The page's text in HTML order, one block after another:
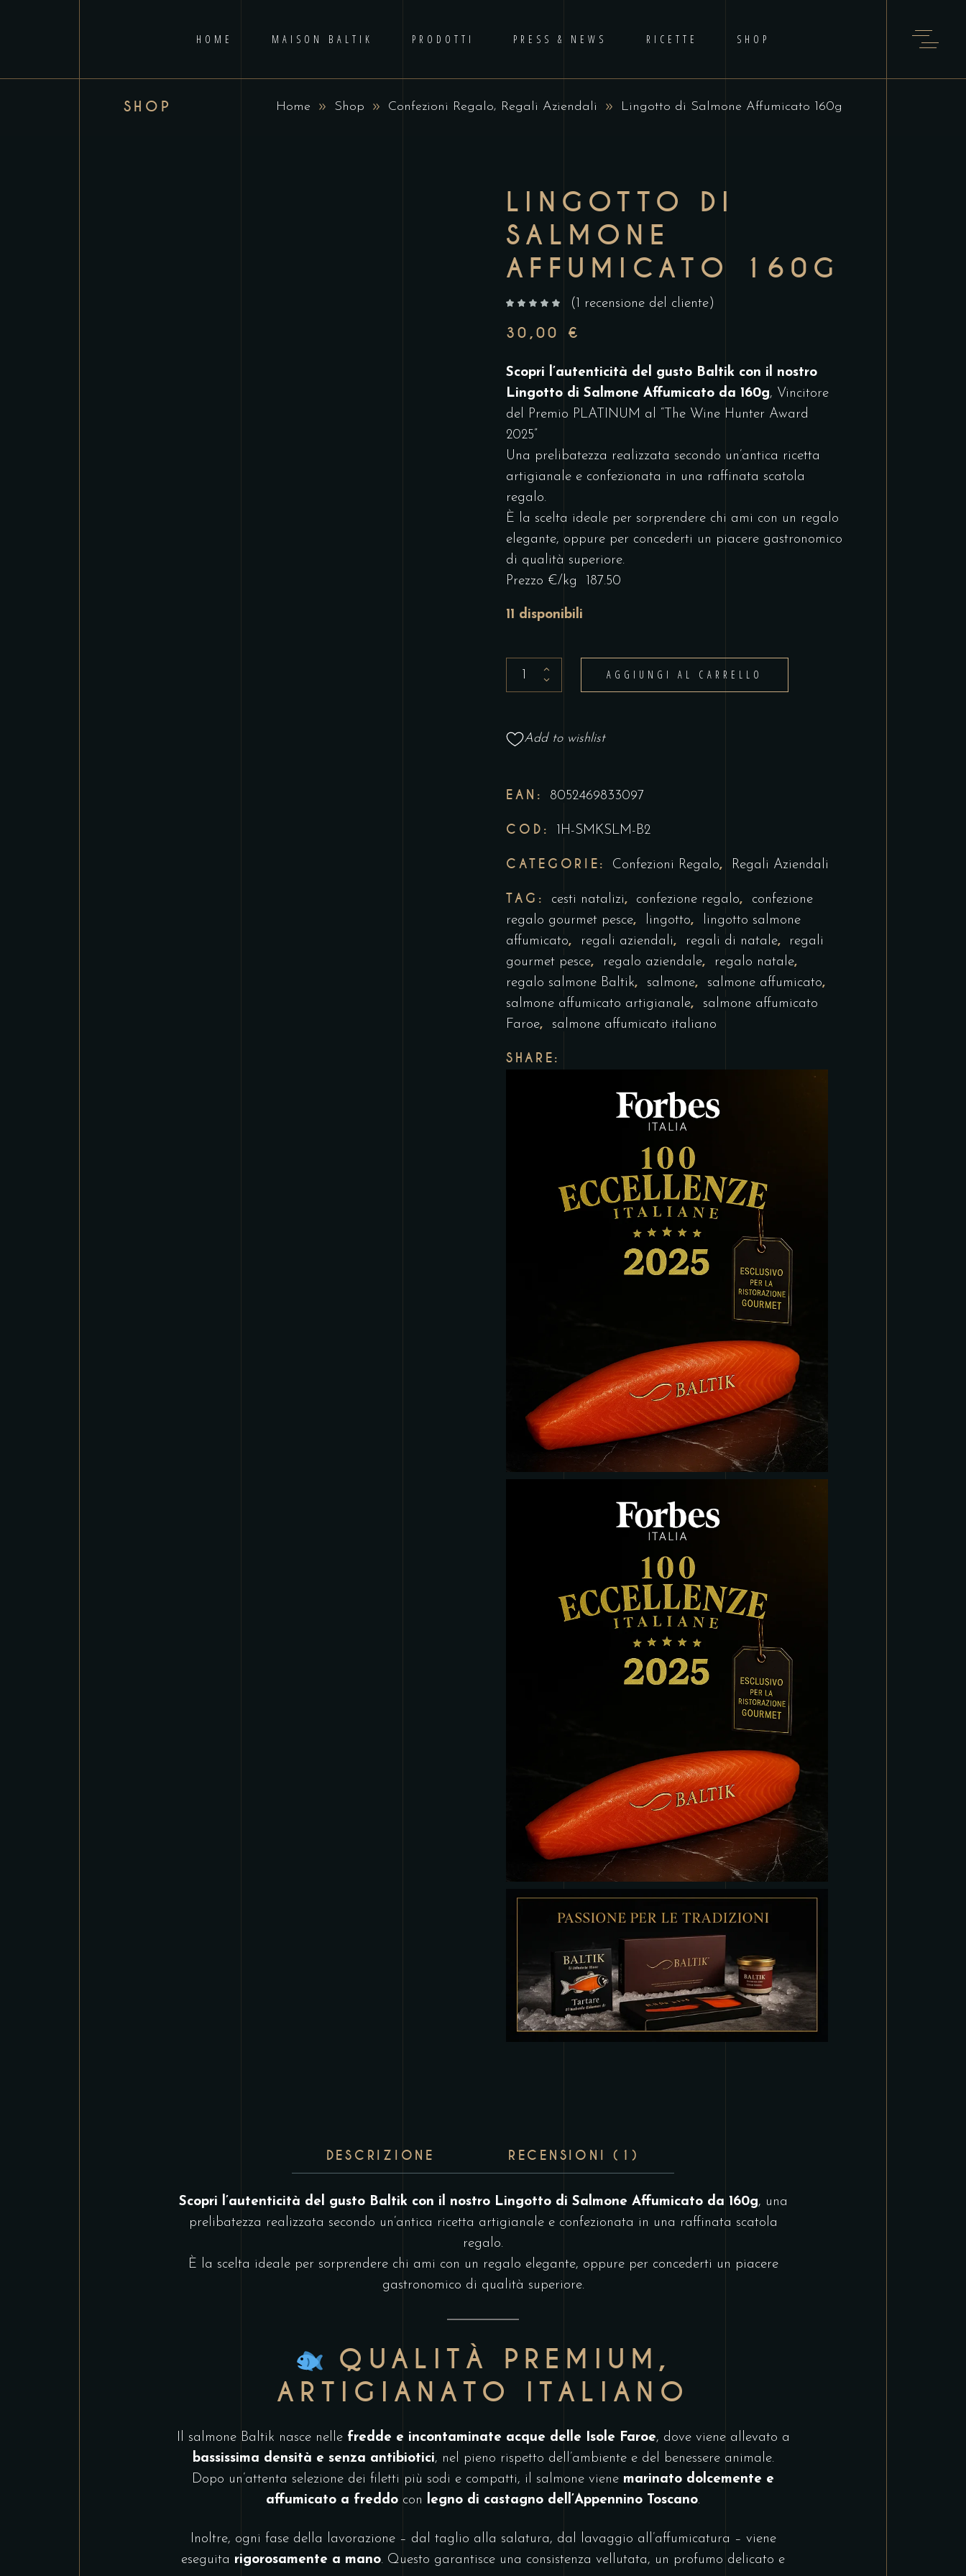
HOME MAISON BALTIK PRODOTTI PRESS & NEWS RICETTE SHOP
SHOP Home Shop Confezioni Regalo, Regali Aziendali Lingotto di Salmone Affumicato 160g
LINGOTTO DI
SALMONE
AFFUMICATO 160G
( 1 recensione del cliente)
30,00 €
Scopri l’autenticità del gusto Baltik con il nostro
Lingotto di Salmone Affumicato da 160g, Vincitore
del Premio PLATINUM al “The Wine Hunter Award
2025”
Una prelibatezza realizzata secondo un’antica ricetta
artigianale e confezionata in una raffinata scatola
regalo.
È la scelta ideale per sorprendere chi ami con un regalo
elegante, oppure per concederti un piacere gastronomico
di qualità superiore.
Prezzo €/kg 187.50
11 disponibili
Lingotto
di
Affumicato
160g
AGGIUNGI AL CARRELLO
Add to wishlist
EAN: 8052469833097
COD: 1H-SMKSLM-B2
CATEGORIE: Confezioni Regalo, Regali Aziendali
TAG: cesti natalizi, confezione regalo,
confezione
regalo gourmet pesce, lingotto,
lingotto salmone
affumicato, regali aziendali, regali di natale,
regali
gourmet pesce, regalo aziendale, regalo natale,
regalo salmone Baltik, salmone, salmone affumicato,
salmone affumicato artigianale,
salmone affumicato
Faroe, salmone affumicato italiano
SHARE:
DESCRIZIONE RECENSIONI (1)
Scopri l’autenticità del gusto Baltik con il nostro Lingotto di Salmone Affumicatoda 160g, una
prelibatezza realizzata secondo un’antica ricetta artigianale e confezionata in una raffinata scatola
regalo.
È la scelta ideale per sorprendere chi ami con un regalo elegante, oppure per concederti un piacere
gastronomico di qualità superiore.
QUALITÀ PREMIUM,
ARTIGIANATO ITALIANO
Il salmone Baltik nasce nelle fredde e incontaminate acque delle Isole Faroe, dove viene allevato a
bassissima densità e senza antibiotici, nel pieno rispetto dell’ambiente e del benessere animale.
Dopo un’attenta selezione dei filetti più sodi e compatti, il salmone viene marinato dolcemente e
affumicato a freddo con legno di castagno dell’Appennino Toscano.
Inoltre, ogni fase della lavorazione – dal taglio alla salatura, dal lavaggio all’affumicatura – viene
eseguita rigorosamente a mano. Questo garantisce una consistenza vellutata, un profumo delicato e